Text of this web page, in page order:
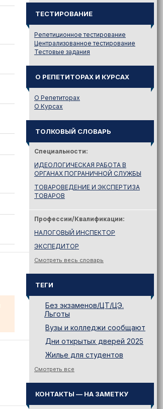
ТЕСТИРОВАНИЕ
Репетиционное тестирование
Централизованное тестирование
Тестовые задания
О РЕПЕТИТОРАХ И КУРСАХ
О Репетиторах
О Курсах
ТОЛКОВЫЙ СЛОВАРЬ
Специальности:
ИДЕОЛОГИЧЕСКАЯ РАБОТА В
ОРГАНАХ ПОГРАНИЧНОЙ СЛУЖБЫ
ТОВАРОВЕДЕНИЕ И ЭКСПЕРТИЗА
ТОВАРОВ
Профессии/Квалификации:
НАЛОГОВЫЙ ИНСПЕКТОР
ЭКСПЕДИТОР
Смотреть весь словарь
ТЕГИ
Без экзаменов/ЦТ/ЦЭ.
Льготы
Вузы и колледжи сообщают
Дни открытых дверей 2025
Жилье для студентов
Законодательство
Иностранному абитуриенту
Куда поступать на твою
специальность?
Смотреть все
КОНТАКТЫ — НА ЗАМЕТКУ